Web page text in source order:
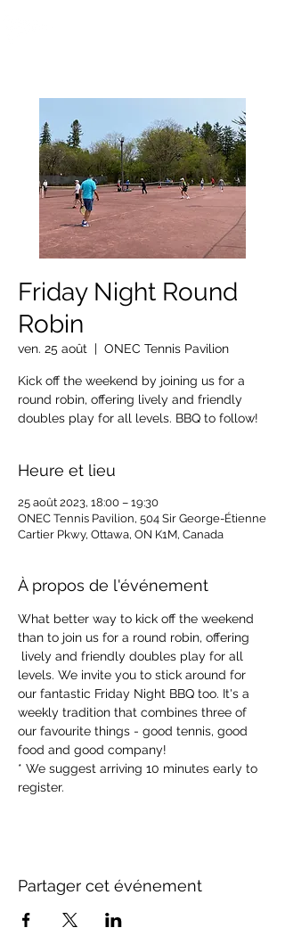
Friday Night Round
Robin
ven. 25 août
  |
ONEC Tennis Pavilion
Kick off the weekend by joining us for a
round robin, offering lively and friendly
doubles play for all levels. BBQ to follow!
Heure et lieu
25 août 2023, 18:00 – 19:30
ONEC Tennis Pavilion, 504 Sir George-Étienne
Cartier Pkwy, Ottawa, ON K1M, Canada
À propos de l'événement
What better way to kick off the weekend
than to join us for a round robin, offering
lively and friendly doubles play for all
levels. We invite you to stick around for
our fantastic Friday Night BBQ too. It's a
weekly tradition that combines three of
our favourite things - good tennis, good
food and good company!
* We suggest arriving 10 minutes early to
register.
Partager cet événement